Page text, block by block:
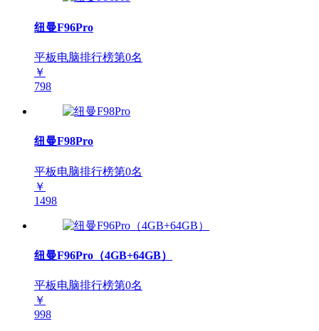
纽曼F96Pro
平板电脑排行榜第0名
￥
798
纽曼F98Pro
平板电脑排行榜第0名
￥
1498
纽曼F96Pro（4GB+64GB）
平板电脑排行榜第0名
￥
998